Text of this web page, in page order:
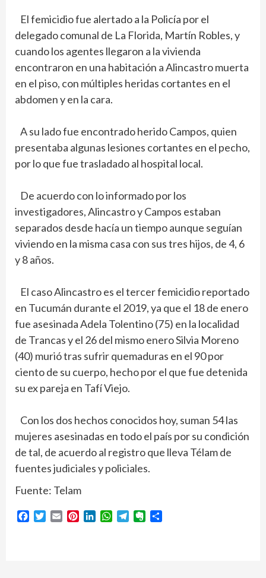
El femicidio fue alertado a la Policía por el
delegado comunal de La Florida, Martín Robles, y
cuando los agentes llegaron a la vivienda
encontraron en una habitación a Alincastro muerta
en el piso, con múltiples heridas cortantes en el
abdomen y en la cara.
A su lado fue encontrado herido Campos, quien
presentaba algunas lesiones cortantes en el pecho,
por lo que fue trasladado al hospital local.
De acuerdo con lo informado por los
investigadores, Alincastro y Campos estaban
separados desde hacía un tiempo aunque seguían
viviendo en la misma casa con sus tres hijos, de 4, 6
y 8 años.
El caso Alincastro es el tercer femicidio reportado
en Tucumán durante el 2019, ya que el 18 de enero
fue asesinada Adela Tolentino (75) en la localidad
de Trancas y el 26 del mismo enero Silvia Moreno
(40) murió tras sufrir quemaduras en el 90 por
ciento de su cuerpo, hecho por el que fue detenida
su ex pareja en Tafí Viejo.
Con los dos hechos conocidos hoy, suman 54 las
mujeres asesinadas en todo el país por su condición
de tal, de acuerdo al registro que lleva Télam de
fuentes judiciales y policiales.
Fuente: Telam
Facebook
Twitter
Email PinterestLinkedInWhatsApp
TelegramEvernote